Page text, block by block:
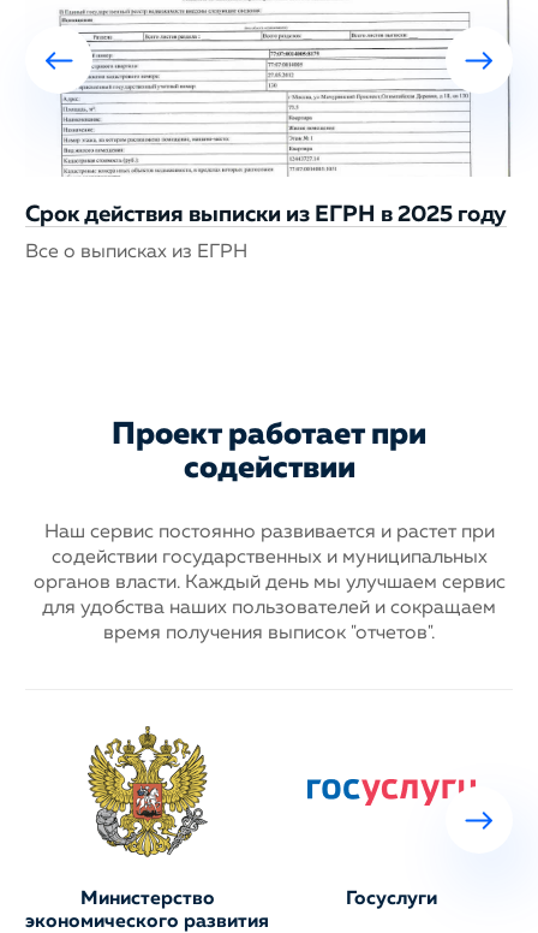
Срок действия выписки из ЕГРН в 2025 году
Все о выписках из ЕГРН
Проект работает при
содействии
Наш сервис постоянно развивается и растет при
содействии государственныхи муниципальных
органов власти. Каждый день мы улучшаем сервис
для удобства наших пользователей и сокращаем
время получения выписок "отчетов".
Министерство
экономического развития
Госуслуги